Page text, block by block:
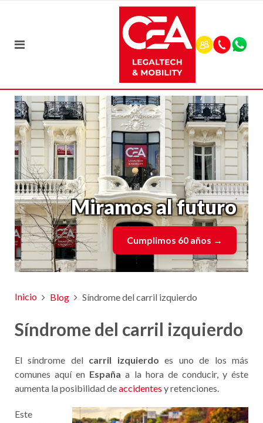
Miramos al futuro
Cumplimos 60 años →
Inicio Blog Síndrome del carril izquierdo
Síndrome del carril izquierdo
El síndrome del carril izquierdo es uno de los más
comunes aquí en España a la hora de conducir, y éste
aumenta la posibilidad deaccidentes y retenciones.
Este